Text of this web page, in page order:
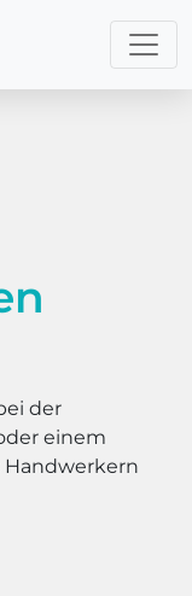
der
einem
Handwerkern